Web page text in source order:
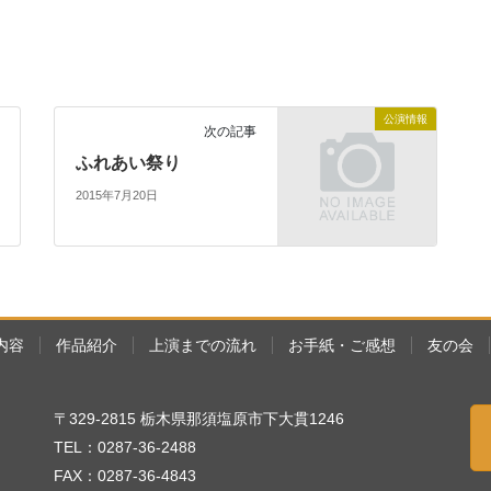
公演情報
次の記事
ふれあい祭り
2015年7月20日
容 作品紹介 上演までの流れ お手紙・ご感想 友の会
〒329-2815 栃木県那須塩原市下大貫1246
TEL：0287-36-2488
FAX：0287-36-4843